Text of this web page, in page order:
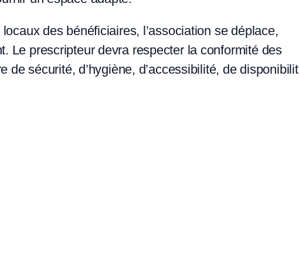
des bénéficiaires, l’association se déplace,
Le prescripteur devra respecter la conformité des
de sécurité, d’hygiène, d’accessibilité, de